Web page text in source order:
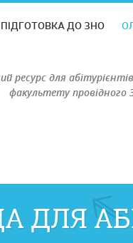
ПІДГОТОВКА ДО ЗНО
ресурс для
факультету провідного
ДЛЯ